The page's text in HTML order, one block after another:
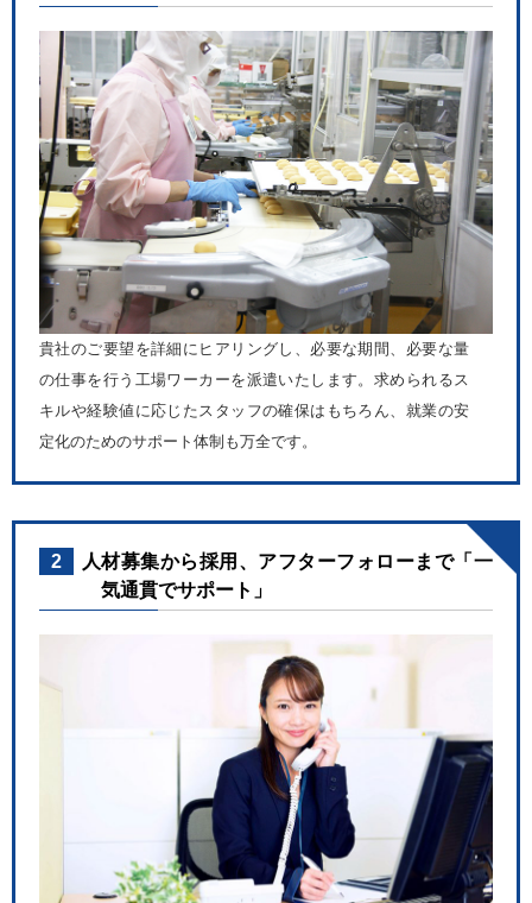
貴社のご要望を詳細にヒアリングし、必要な期間、必要な量
の仕事を行う工場ワーカーを派遣いたします。求められるス
キルや経験値に応じたスタッフの確保はもちろん、就業の安
定化のためのサポート体制も万全です。
2
人材募集から採用、アフターフォローまで「一
気通貫でサポート」